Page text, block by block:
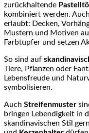
zurückhaltende
kombiniert werden.
erlaubt: Decken,
Mustern und Motiven
Farbtupfer und setzen
So sind auf
Tiere, Pflanzen oder
Lebensfreude und
symbolisieren.
Auch Streifenmuster
bringen Lebendigkeit in
skandinavischen Stil